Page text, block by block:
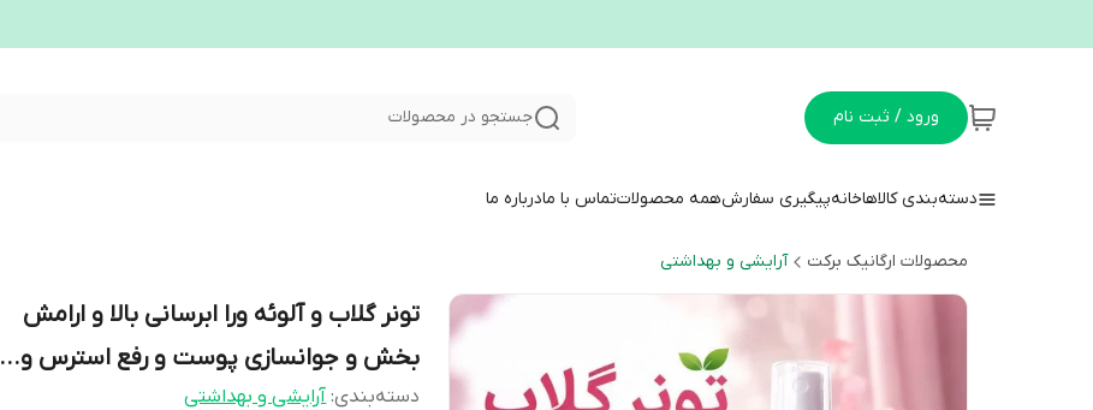
ورود / ثبت نام جستجو در محصولات
دسته‌بندی کالاهاخانهپیگیری سفارشهمه محصولاتتماس با مادرباره ما
محصولات ارگانیک برکت آرایشی و بهداشتی
تونر گلاب و آلوئه ورا ابرسانی بالا و ارامش
بخش و جوانسازی پوست و رفع استرس و...
دسته‌بندی:آرایشی و بهداشتی